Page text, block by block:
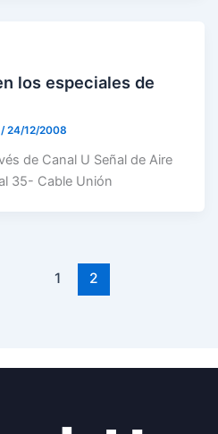
los especiales de
/24/12/2008
de Canal U Señal de Aire
35- Cable Unión
1 2